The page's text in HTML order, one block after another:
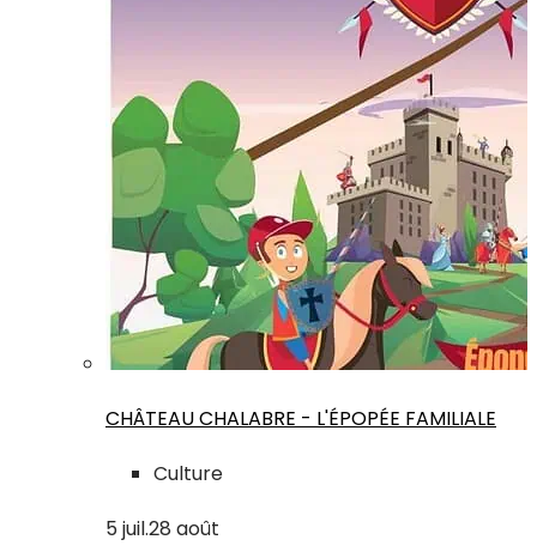
CHÂTEAU CHALABRE - L'ÉPOPÉE FAMILIALE
Culture
5 juil.28 août